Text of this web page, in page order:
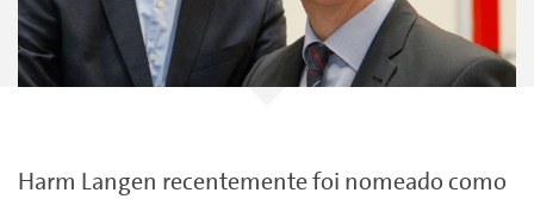
Harm Langen recentemente foi nomeado como